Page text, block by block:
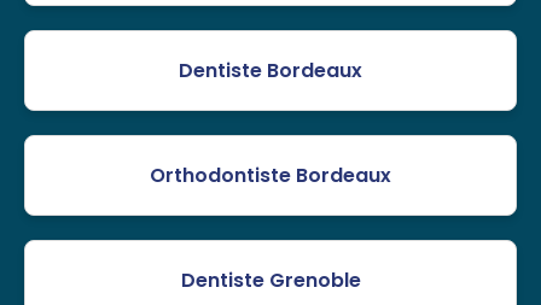
Dentiste Bordeaux
Orthodontiste Bordeaux
Dentiste Grenoble